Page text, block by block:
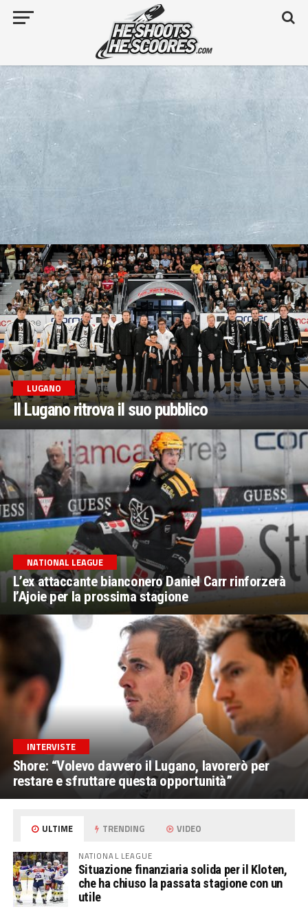
LUGANO
Il Lugano ritrova il suo pubblico
NATIONAL LEAGUE
L’ex attaccante bianconero Daniel Carr rinforzerà
l’Ajoie per la prossima stagione
INTERVISTE
Shore: “Volevo davvero il Lugano, lavorerò per
restare e sfruttare questa opportunità”
ULTIME TRENDING VIDEO
NATIONAL LEAGUE
Situazione finanziaria solida per il Kloten,
che ha chiuso la passata stagione con un
utile